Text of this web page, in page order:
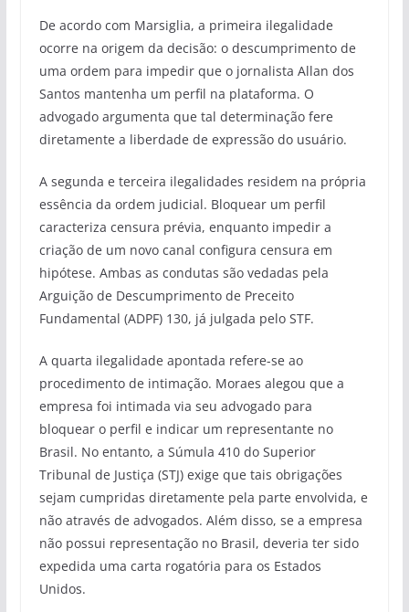
De acordo com Marsiglia, a primeira ilegalidade
ocorre na origem da decisão: o descumprimento de
uma ordem para impedir que o jornalista Allan dos
Santos mantenha um perfil na plataforma. O
advogado argumenta que tal determinação fere
diretamente a liberdade de expressão do usuário.
A segunda e terceira ilegalidades residem na própria
essência da ordem judicial. Bloquear um perfil
caracteriza censura prévia, enquanto impedir a
criação de um novo canal configura censura em
hipótese. Ambas as condutas são vedadas pela
Arguição de Descumprimento de Preceito
Fundamental (ADPF) 130, já julgada pelo STF.
A quarta ilegalidade apontada refere-se ao
procedimento de intimação. Moraes alegou que a
empresa foi intimada via seu advogado para
bloquear o perfil e indicar um representante no
Brasil. No entanto, a Súmula 410 do Superior
Tribunal de Justiça (STJ) exige que tais obrigações
sejam cumpridas diretamente pela parte envolvida, e
não através de advogados. Além disso, se a empresa
não possui representação no Brasil, deveria ter sido
expedida uma carta rogatória para os Estados
Unidos.